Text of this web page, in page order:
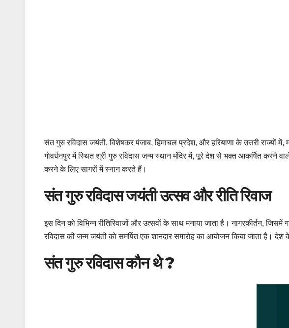
संत गुरु रविदास जयंती, विशेषकर पंजाब, हिमाचल प्रदेश, और हरियाणा के उत्तरी राज्यों
गोवर्धनपुर में स्थित श्री गुरु रविदास जन्म स्थान मंदिर में, पूरे देश से भक्त आकर्षित करने
करने के लिए सागरों में स्नान करते हैं।
संत गुरु रविदास जयंती उत्सव और रीति रिवाज
इस दिन को विभिन्न रीतिरिवाजों और उत्सवों के साथ मनाया जाता है। नागरकीर्तन,
रविदास की जन्म जयंती को समर्पित एक शानदार समारोह का आयोजन किया जाता है।
संत गुरु रविदास कौन थे ?